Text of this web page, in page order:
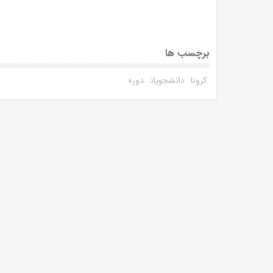
برچسب ها
کرونا دانشجویان دوره